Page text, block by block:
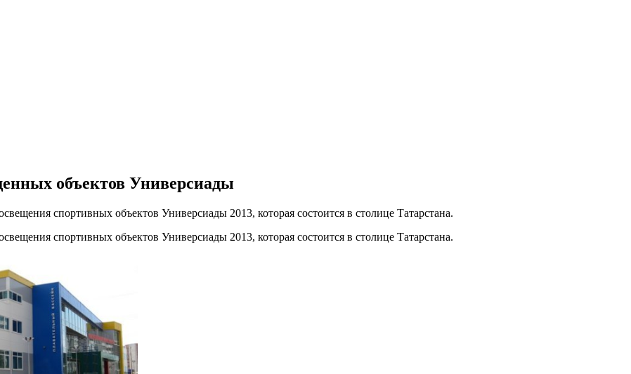
объектов Универсиады
спортивных объектов Универсиады 2013, которая состоится в столице Татарстана.
спортивных объектов Универсиады 2013, которая состоится в столице Татарстана.